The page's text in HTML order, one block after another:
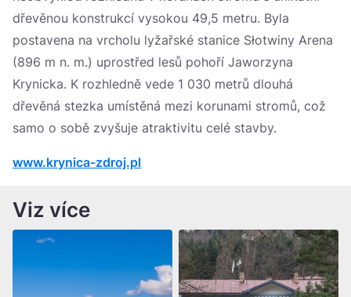
dřevěnou konstrukcí vysokou 49,5 metru. Byla
postavena na vrcholu lyžařské stanice Słotwiny Arena
(896 m n. m.) uprostřed lesů pohoří Jaworzyna
Krynicka. K rozhledně vede 1 030 metrů dlouhá
dřevěná stezka umístěná mezi korunami stromů, což
samo o sobě zvyšuje atraktivitu celé stavby.
www.krynica-zdroj.pl
Viz více